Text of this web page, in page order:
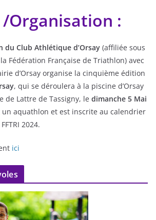
Organisation :
du Club Athlétique d’Orsay (affiliée sous
Fédération Française de Triathlon) avec
d’Orsay organise la cinquième édition
, qui se déroulera à la piscine d’Orsay
de Lattre de Tassigny, le dimanche 5 Mai
un aquathlon et est inscrite au calendrier
2024.
ici